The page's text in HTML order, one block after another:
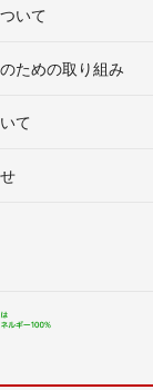
いて
ための取り組み
て